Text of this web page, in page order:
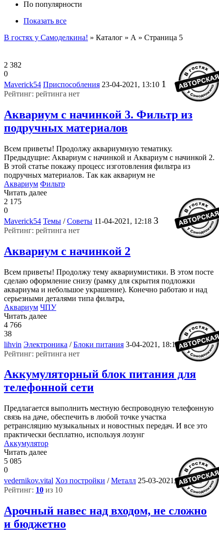
По популярности
Показать все
В гостях у Самоделкина! » Каталог » А » Страница 5
2 382
0
Maverick54 Приспособления 23-04-2021, 13:10 1
Рейтинг: рейтинга нет
Аквариум с начинкой 3. Фильтр из
подручных материалов
Всем приветы! Продолжу аквариумную тематику.
Предыдущие: Аквариум с начинкой и Аквариум с начинкой 2.
В этой статье покажу процесс изготовления фильтра из
подручных материалов. Так как аквариум не
Аквариум Фильтр
Читать далее
2 175
0
Maverick54 Темы /Советы 11-04-2021, 12:18 3
Рейтинг: рейтинга нет
Аквариум с начинкой 2
Всем приветы! Продолжу тему аквариумистики. В этом посте
сделаю оформление снизу (рамку для скрытия подложки
аквариума и небольшое украшение). Конечно работаю и над
серьезными деталями типа фильтра,
Аквариум ЧПУ
Читать далее
4 766
38
lihvin Электроника /Блоки питания 3-04-2021, 18:19 4
Рейтинг: рейтинга нет
Аккумуляторный блок питания для
телефонной сети
Предлагается выполнить местную беспроводную телефонную
связь на даче, обеспечить в любой точке участка
ретрансляцию музыкальных и новостных передач. И все это
практически бесплатно, используя лозунг
Аккумулятор
Читать далее
5 085
0
vedernikov.vital Хоз постройки /Металл 25-03-2021, 15:18 8
Рейтинг: 10 из 10
Арочный навес над входом, не сложно
и бюджетно